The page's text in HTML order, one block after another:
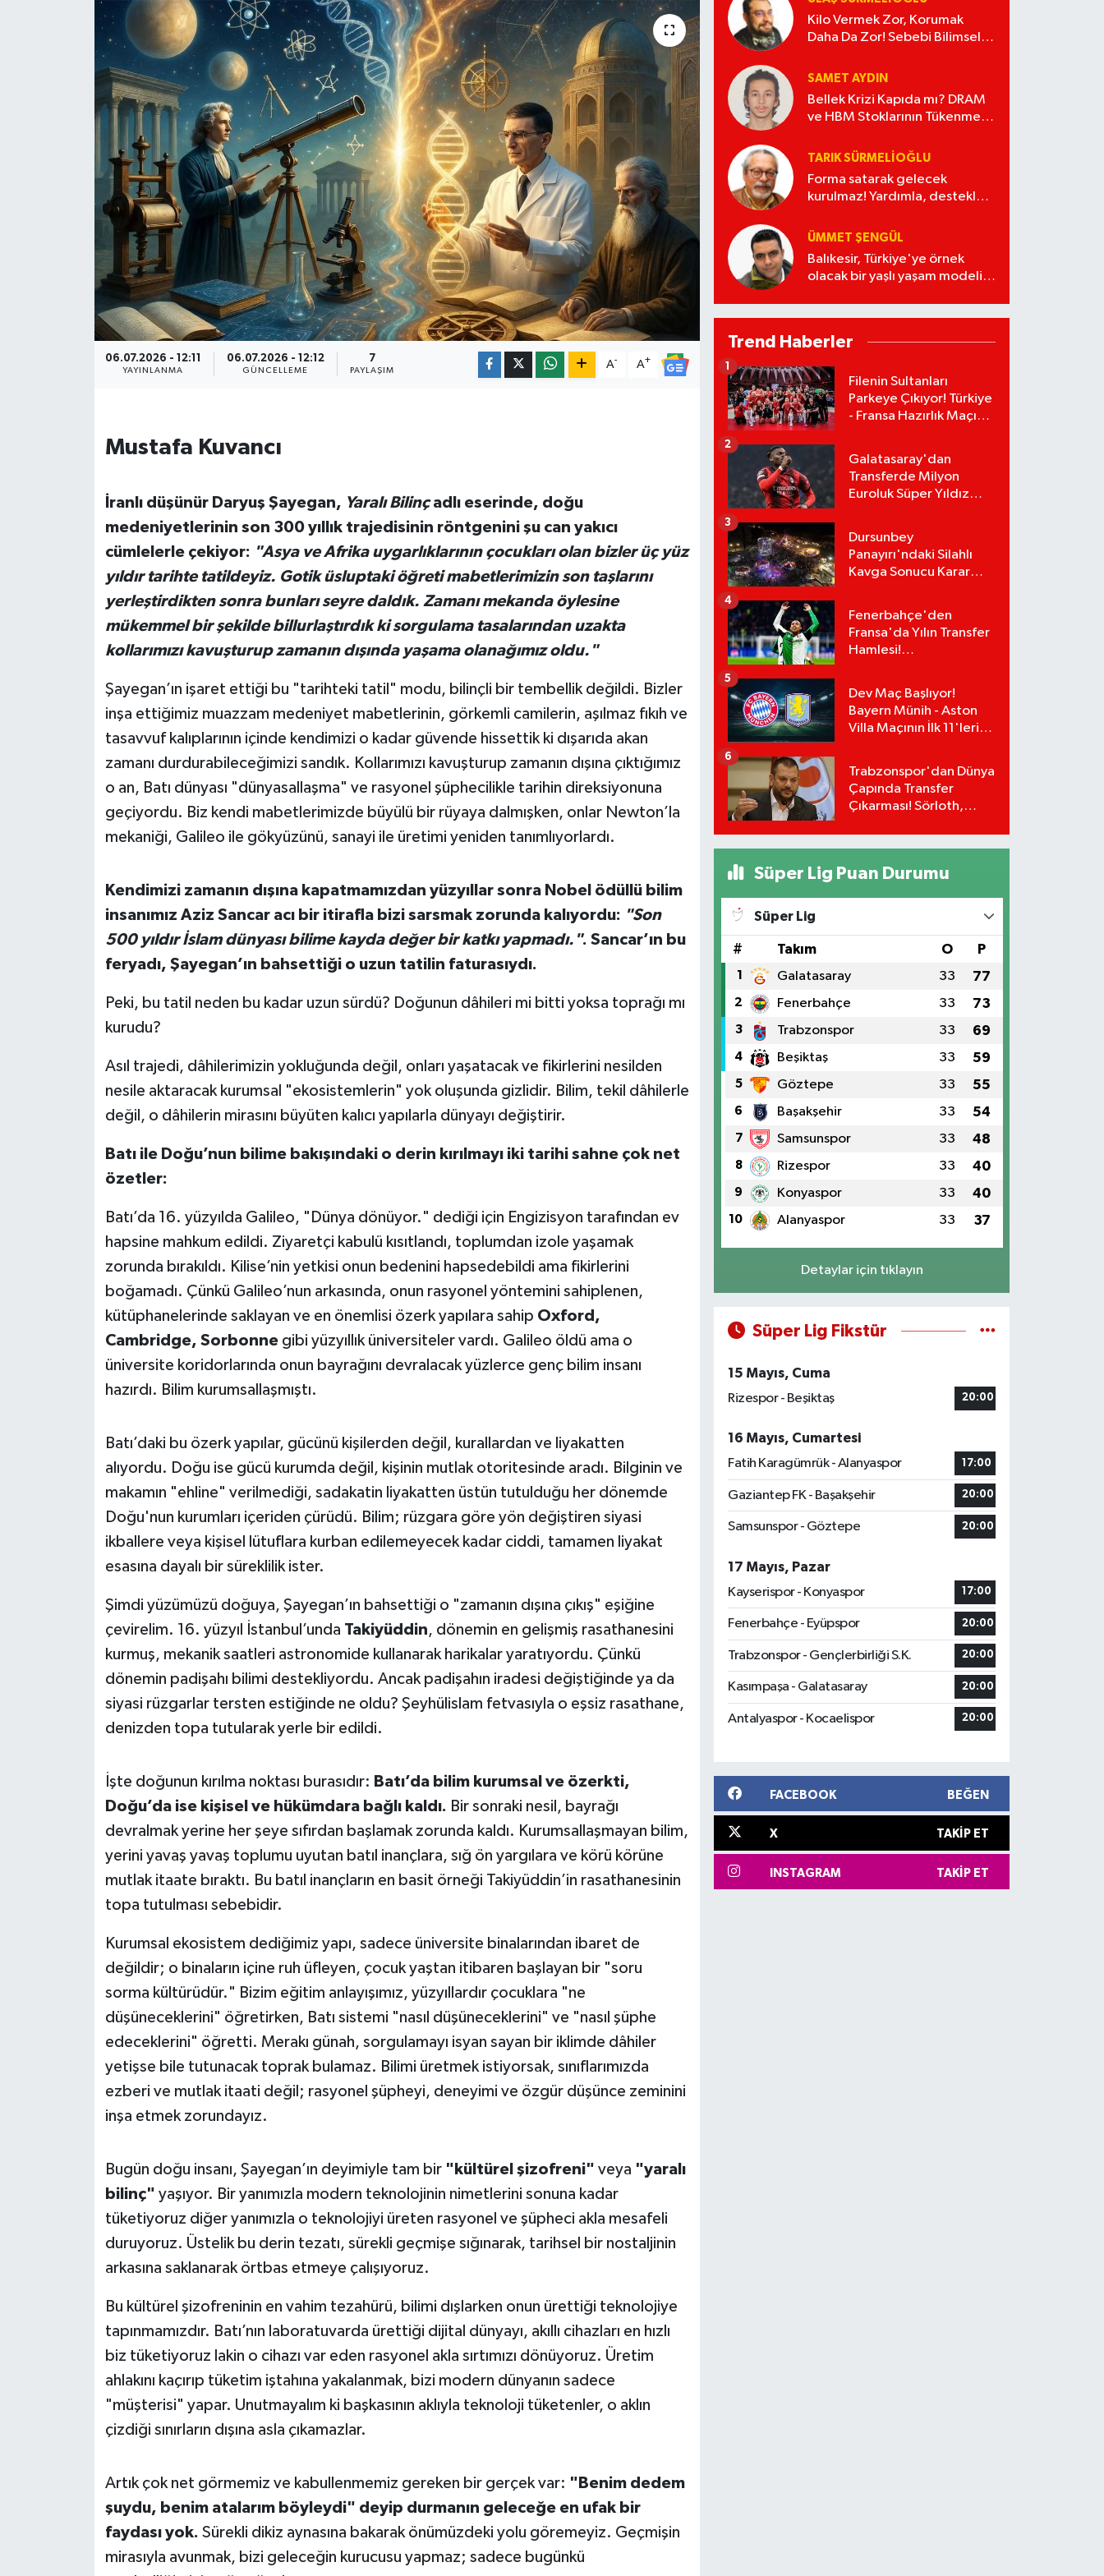
06.07.2026 - 12:11
YAYINLANMA
06.07.2026 - 12:12
GÜNCELLEME
7
PAYLAŞIM
A- A+
Mustafa Kuvancı
İranlı düşünür Daryuş Şayegan, Yaralı Bilinçadlı eserinde, doğu
medeniyetlerinin son 300 yıllık trajedisinin röntgenini şu can yakıcı
cümlelerle çekiyor: "Asya ve Afrika uygarlıklarının çocukları olan bizler üç yüz
yıldır tarihte tatildeyiz. Gotik üsluptaki öğreti mabetlerimizin son taşlarını
yerleştirdikten sonra bunları seyre daldık. Zamanı mekanda öylesine
mükemmel bir şekilde billurlaştırdık ki sorgulama tasalarından uzakta
kollarımızı kavuşturup zamanın dışında yaşama olanağımız oldu."
Şayegan’ın işaret ettiği bu "tarihteki tatil" modu, bilinçli bir tembellik değildi. Bizler
inşa ettiğimiz muazzam medeniyet mabetlerinin, görkemli camilerin, aşılmaz fıkıh ve
tasavvuf kalıplarının içinde kendimizi o kadar güvende hissettik ki dışarıda akan
zamanı durdurabileceğimizi sandık. Kollarımızı kavuşturup zamanın dışına çıktığımız
o an, Batı dünyası "dünyasallaşma" ve rasyonel şüphecilikle tarihin direksiyonuna
geçiyordu. Biz kendi mabetlerimizde büyülü bir rüyaya dalmışken, onlar Newton’la
mekaniği, Galileo ile gökyüzünü, sanayi ile üretimi yeniden tanımlıyorlardı.
Kendimizi zamanın dışına kapatmamızdan yüzyıllar sonra Nobel ödüllü bilim
insanımız Aziz Sancar acı bir itirafla bizi sarsmak zorunda kalıyordu: "Son
500 yıldır İslam dünyası bilime kayda değer bir katkı yapmadı.". Sancar’ın bu
feryadı, Şayegan’ın bahsettiği o uzun tatilin faturasıydı.
Peki, bu tatil neden bu kadar uzun sürdü? Doğunun dâhileri mi bitti yoksa toprağı mı
kurudu?
Asıl trajedi, dâhilerimizin yokluğunda değil, onları yaşatacak ve fikirlerini nesilden
nesile aktaracak kurumsal "ekosistemlerin" yok oluşunda gizlidir. Bilim, tekil dâhilerle
değil, o dâhilerin mirasını büyüten kalıcı yapılarla dünyayı değiştirir.
Batı ile Doğu’nun bilime bakışındaki o derin kırılmayı iki tarihi sahne çok net
özetler:
Batı’da 16. yüzyılda Galileo, "Dünya dönüyor." dediği için Engizisyon tarafından ev
hapsine mahkum edildi. Ziyaretçi kabulü kısıtlandı, toplumdan izole yaşamak
zorunda bırakıldı. Kilise’nin yetkisi onun bedenini hapsedebildi ama fikirlerini
boğamadı. Çünkü Galileo’nun arkasında, onun rasyonel yöntemini sahiplenen,
kütüphanelerinde saklayan ve en önemlisi özerk yapılara sahip Oxford,
Cambridge, Sorbonnegibi yüzyıllık üniversiteler vardı. Galileo öldü ama o
üniversite koridorlarında onun bayrağını devralacak yüzlerce genç bilim insanı
hazırdı. Bilim kurumsallaşmıştı.
Batı’daki bu özerk yapılar, gücünü kişilerden değil, kurallardan ve liyakatten
alıyordu. Doğu ise gücü kurumda değil, kişinin mutlak otoritesinde aradı. Bilginin ve
makamın "ehline" verilmediği, sadakatin liyakatten üstün tutulduğu her dönemde
Doğu'nun kurumları içeriden çürüdü. Bilim; rüzgara göre yön değiştiren siyasi
ikballere veya kişisel lütuflara kurban edilemeyecek kadar ciddi, tamamen liyakat
esasına dayalı bir süreklilik ister.
Şimdi yüzümüzü doğuya, Şayegan’ın bahsettiği o "zamanın dışına çıkış" eşiğine
çevirelim. 16. yüzyıl İstanbul’unda Takiyüddin, dönemin en gelişmiş rasathanesini
kurmuş, mekanik saatleri astronomide kullanarak harikalar yaratıyordu. Çünkü
dönemin padişahı bilimi destekliyordu. Ancak padişahın iradesi değiştiğinde ya da
siyasi rüzgarlar tersten estiğinde ne oldu? Şeyhülislam fetvasıyla o eşsiz rasathane,
denizden topa tutularak yerle bir edildi.
İşte doğunun kırılma noktası burasıdır: Batı’da bilim kurumsal ve özerkti,
Doğu’da ise kişisel ve hükümdara bağlı kaldı. Bir sonraki nesil, bayrağı
devralmak yerine her şeye sıfırdan başlamak zorunda kaldı. Kurumsallaşmayan bilim,
yerini yavaş yavaş toplumu uyutan batıl inançlara, sığ ön yargılara ve körü körüne
mutlak itaate bıraktı. Bu batıl inançların en basit örneği Takiyüddin’in rasathanesinin
topa tutulması sebebidir.
Kurumsal ekosistem dediğimiz yapı, sadece üniversite binalarından ibaret de
değildir; o binaların içine ruh üfleyen, çocuk yaştan itibaren başlayan bir "soru
sorma kültürüdür." Bizim eğitim anlayışımız, yüzyıllardır çocuklara "ne
düşüneceklerini" öğretirken, Batı sistemi "nasıl düşüneceklerini" ve "nasıl şüphe
edeceklerini" öğretti. Merakı günah, sorgulamayı isyan sayan bir iklimde dâhiler
yetişse bile tutunacak toprak bulamaz. Bilimi üretmek istiyorsak, sınıflarımızda
ezberi ve mutlak itaati değil; rasyonel şüpheyi, deneyimi ve özgür düşünce zeminini
inşa etmek zorundayız.
Bugün doğu insanı, Şayegan’ın deyimiyle tam bir "kültürel şizofreni" veya "yaralı
bilinç" yaşıyor. Bir yanımızla modern teknolojinin nimetlerini sonuna kadar
tüketiyoruz diğer yanımızla o teknolojiyi üreten rasyonel ve şüpheci akla mesafeli
duruyoruz. Üstelik bu derin tezatı, sürekli geçmişe sığınarak, tarihsel bir nostaljinin
arkasına saklanarak örtbas etmeye çalışıyoruz.
Bu kültürel şizofreninin en vahim tezahürü, bilimi dışlarken onun ürettiği teknolojiye
tapınmamızdır. Batı’nın laboratuvarda ürettiği dijital dünyayı, akıllı cihazları en hızlı
biz tüketiyoruz lakin o cihazı var eden rasyonel akla sırtımızı dönüyoruz. Üretim
ahlakını kaçırıp tüketim iştahına yakalanmak, bizi modern dünyanın sadece
"müşterisi" yapar. Unutmayalım ki başkasının aklıyla teknoloji tüketenler, o aklın
çizdiği sınırların dışına asla çıkamazlar.
Artık çok net görmemiz ve kabullenmemiz gereken bir gerçek var: "Benim dedem
şuydu, benim atalarım böyleydi" deyip durmanın geleceğe en ufak bir
faydası yok. Sürekli dikiz aynasına bakarak önümüzdeki yolu göremeyiz. Geçmişin
mirasıyla avunmak, bizi geleceğin kurucusu yapmaz; sadece bugünkü
Kilo Vermek Zor, Korumak
Daha Da Zor! Sebebi Bilimsel
SAMET AYDIN
Bellek Krizi Kapıda mı? DRAM
ve HBM Stoklarının Tükenmesi
TARIK SÜRMELIOĞLU
Forma satarak gelecek
kurulmaz! Yardımla, destekle
ÜMMET ŞENGÜL
Balıkesir, Türkiye'ye örnek
olacak bir yaşlı yaşam modeli
Trend Haberler
Filenin Sultanları
Parkeye Çıkıyor! Türkiye
- Fransa Hazırlık Maçı
1
Galatasaray'dan
Transferde Milyon
Euroluk Süper Yıldız
İmzalar An Meselesi!
2
Dursunbey
Panayırı'ndaki Silahlı
Kavga Sonucu Karar
3
Fenerbahçe'den
Fransa'da Yılın Transfer
Hamlesi!
Düğmeye Basıldı!
4
Dev Maç Başlıyor!
Bayern Münih - Aston
Villa Maçının İlk 11'leri
5
Trabzonspor'dan Dünya
Çapında Transfer
Çıkarması! Sörloth,
6
Süper Lig Puan Durumu
Süper Lig
# Takım O P
1 Galatasaray 33 77
2 Fenerbahçe 33 73
3 Trabzonspor 33 69
4 Beşiktaş 33 59
5 Göztepe 33 55
6 Başakşehir 33 54
7 Samsunspor 33 48
8 Rizespor 33 40
9 Konyaspor 33 40
10 Alanyaspor 33 37
Detaylar için tıklayın
Süper Lig Fikstür
15 Mayıs, Cuma
Rizespor - Beşiktaş
20:00
16 Mayıs, Cumartesi
Fatih Karagümrük - Alanyaspor
17:00
Gaziantep FK - Başakşehir 20:00
Samsunspor - Göztepe 20:00
17 Mayıs, Pazar
Kayserispor - Konyaspor
17:00
Fenerbahçe - Eyüpspor 20:00
Trabzonspor - Gençlerbirliği S.K. 20:00
Kasımpaşa - Galatasaray 20:00
Antalyaspor - Kocaelispor 20:00
FACEBOOK BEĞEN
X TAKIP ET
INSTAGRAM TAKIP ET
Dursunbey
Edremit
EKONOMİ
KENT GÜNDEMİ
KÜLTÜR-SANAT
MAGAZİN
OTOMOTİV
Resmi İlanlar
SEYAHAT
TARİHTE BUGÜN
VİZYONDAKİLER